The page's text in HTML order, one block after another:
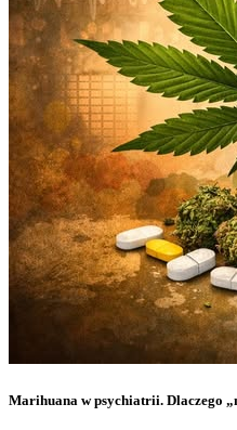
Marihuana w psychiatrii. Dlaczego